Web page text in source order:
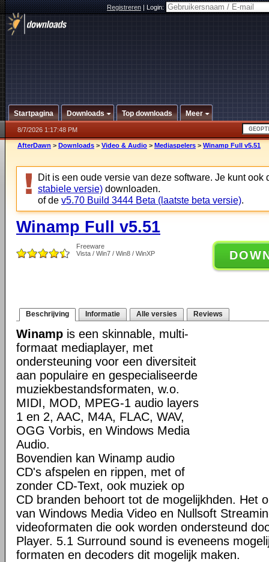
Registreren|Login:
Startpagina Downloads Top downloads Meer
8/7/2026 1:17:48 PM
AfterDawn > Downloads > Video & Audio > Mediaspelers > Winamp Full v5.51
Dit is een oude versie van deze software. Je kunt ook
stabiele versie) downloaden.
of de v5.70 Build 3444 Beta (laatste beta versie).
Winamp Full v5.51
Freeware
Vista / Win7 / Win8 / WinXP
Beschrijving Informatie Alle versies Reviews
Winamp is een skinnable, multi-
formaat mediaplayer, met
ondersteuning voor een diversiteit
aan populaire en gespecialiseerde
muziekbestandsformaten, w.o.
MIDI, MOD, MPEG-1 audio layers
1 en 2, AAC, M4A, FLAC, WAV,
OGG Vorbis, en Windows Media
Audio.
Bovendien kan Winamp audio
CD's afspelen en rippen, met of
zonder CD-Text, ook muziek op
CD branden behoort tot de mogelijkhden. Het
van Windows Media Video en Nullsoft
videoformaten die ook worden ondersteund
Player. 5.1 Surround sound is eveneens
formaten en decoders dit mogelijk maken.